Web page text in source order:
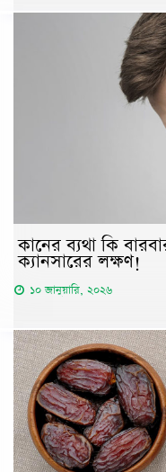
কানের ব্যথা কি
ক্যানসারের লক্ষণ!
১০ জানুয়ারি, ২০২৬